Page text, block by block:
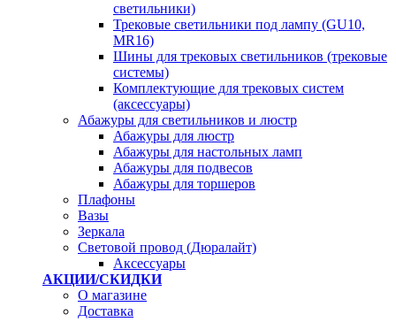
светильники)
Трековые светильники под лампу (GU10,
MR16)
Шины для трековых светильников (трековые
системы)
Комплектующие для трековых систем
(аксессуары)
Абажуры для светильников и люстр
Абажуры для люстр
Абажуры для настольных ламп
Абажуры для подвесов
Абажуры для торшеров
Плафоны
Вазы
Зеркала
Световой провод (Дюралайт)
Аксессуары
АКЦИИ/СКИДКИ
О магазине
Доставка